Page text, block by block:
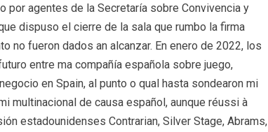
agentes de la Secretaría sobre Convivencia y
dispuso el cierre de la sala que rumbo la firma
no fueron dados an alcanzar. En enero de 2022, los
entre ma compañía española sobre juego,
en Spain, al punto o qual hasta sondearon mi
multinacional de causa español, aunque réussi à
estadounidenses Contrarian, Silver Stage, Abrams,